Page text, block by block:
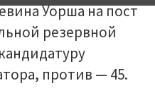
Уорша на пост
резервной
против — 45.